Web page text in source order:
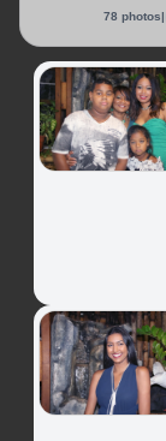
78 photos|